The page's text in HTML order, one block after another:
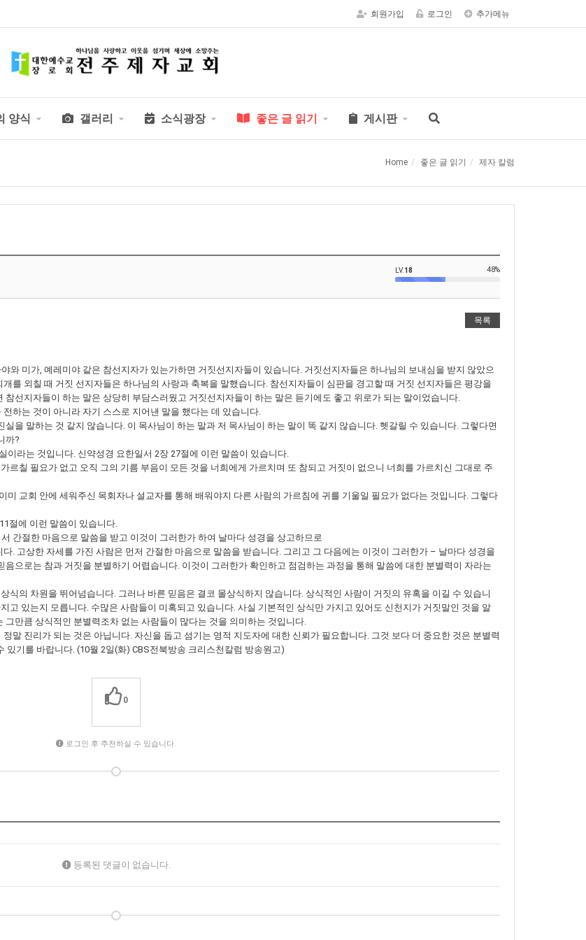
회원가입 로그인 추가메뉴
양식 갤러리 소식광장 좋은 글 읽기 게시판
Home 좋은 글 읽기 제자 칼럼
LV.18 48%
목록
와 미가, 예레미야 같은 참선지자가 있는가하면 거짓선지자들이 있습니다. 거짓선지자들은 하나님의 보내심을 받지 않았으
를 외칠 때 거짓 선지자들은 하나님의 사랑과 축복을 말했습니다. 참선지자들이 심판을 경고할 때 거짓 선지자들은 평강을
선지자들이 하는 말은 상당히 부담스러웠고 거짓선지자들이 하는 말은 듣기에도 좋고 위로가 되는 말이었습니다.
하는 것이 아니라 자기 스스로 지어낸 말을 했다는 데 있습니다.
을 말하는 것 같지 않습니다. 이 목사님이 하는 말과 저 목사님이 하는 말이 똑 같지 않습니다. 헷갈릴 수 있습니다. 그렇다면
까?
라는 것입니다. 신약성경 요한일서 2장 27절에 이런 말씀이 있습니다.
르칠 필요가 없고 오직 그의 기름 부음이 모든 것을 너희에게 가르치며 또 참되고 거짓이 없으니 너희를 가르치신 그대로 주
교회 안에 세워주신 목회자나 설교자를 통해 배워야지 다른 사람의 가르침에 귀를 기울일 필요가 없다는 것입니다. 그렇다
절에 이런 말씀이 있습니다.
간절한 마음으로 말씀을 받고 이것이 그러한가 하여 날마다 성경을 상고하므로
. 고상한 자세를 가진 사람은 먼저 간절한 마음으로 말씀을 받습니다. 그리고 그 다음에는 이것이 그러한가 – 날마다 성경을
으로는 참과 거짓을 분별하기 어렵습니다. 이것이 그러한가 확인하고 점검하는 과정을 통해 말씀에 대한 분별력이 자라는
식의 차원을 뛰어넘습니다. 그러나 바른 믿음은 결코 몰상식하지 않습니다. 상식적인 사람이 거짓의 유혹을 이길 수 있습니
고 있는지 모릅니다. 수많은 사람들이 미혹되고 있습니다. 사실 기본적인 상식만 가지고 있어도 신천지가 거짓말인 것을 알
만큼 상식적인 분별력조차 없는 사람들이 많다는 것을 의미하는 것입니다.
말 진리가 되는 것은 아닙니다. 자신을 돕고 섬기는 영적 지도자에 대한 신뢰가 필요합니다. 그것 보다 더 중요한 것은 분별력
기를 바랍니다. (10월 2일(화) CBS전북방송 크리스천칼럼 방송원고)
0
로그인 후 추천하실 수 있습니다.
등록된 댓글이 없습니다.